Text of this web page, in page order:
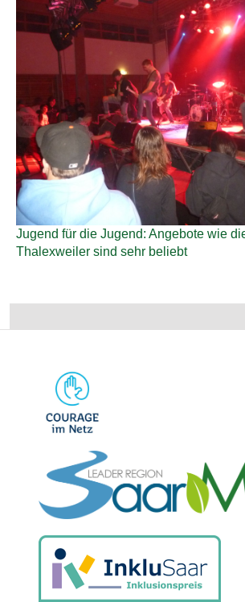
Jugend für die Jugend: Angebote wie
Thalexweiler sind sehr beliebt